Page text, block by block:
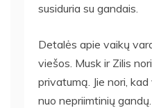
susiduria su gandais.
Detalės apie vaikų
viešos. Musk ir Zilis
privatumą. Jie nori,
nuo nepriimtinių gandų.